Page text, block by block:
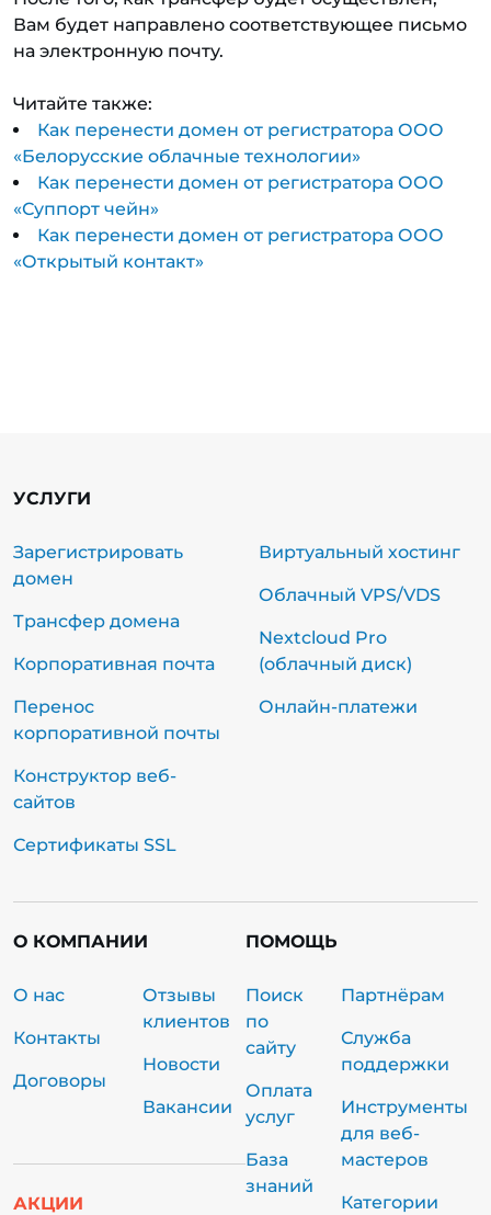
Вам будет направлено соответствующее письмо
на электронную почту.
Читайте также:
Как перенести домен от регистратора ООО
«Белорусские облачные технологии»
Как перенести домен от регистратора ООО
«Суппорт чейн»
Как перенести домен от регистратора ООО
«Открытый контакт»
УСЛУГИ
Зарегистрировать
домен
Трансфер домена
Корпоративная почта
Перенос
корпоративной почты
Конструктор веб-
сайтов
Сертификаты SSL
Виртуальный хостинг
Облачный VPS/VDS
Nextcloud Pro
(облачный диск)
Онлайн-платежи
О КОМПАНИИ
О нас
Контакты
Договоры
Отзывы
клиентов
Новости
Вакансии
АКЦИИ
ПОМОЩЬ
Поиск
по
сайту
Оплата
услуг
База
знаний
Партнёрам
Служба
поддержки
Инструменты
для веб-
мастеров
Категории